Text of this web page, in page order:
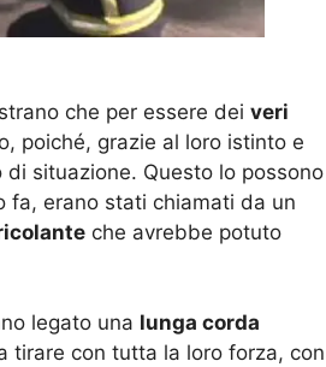
che per essere dei veri
poiché, grazie al loro istinto e
situazione. Questo lo possono
fa, erano stati chiamati da un
che avrebbe potuto
legato una lunga corda
tirare con tutta la loro forza, con